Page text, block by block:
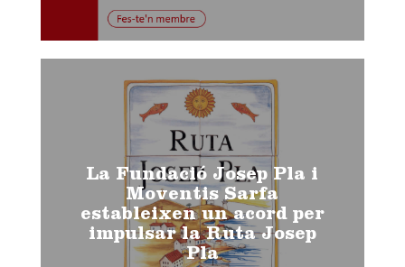
La Fundació Josep Pla i
Moventis Sarfa
estableixen un acord per
impulsar la Ruta Josep
Pla